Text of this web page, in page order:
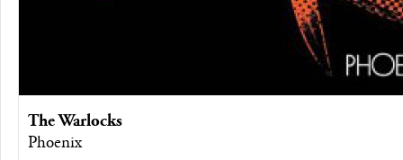
The Warlocks
Phoenix